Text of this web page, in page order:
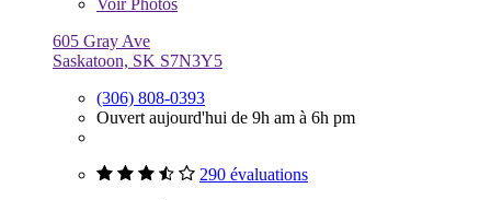
605 Gray Ave
Saskatoon, SK S7N3Y5
(306) 808-0393
Ouvert aujourd'hui de 9h am à 6h pm
290 évaluations